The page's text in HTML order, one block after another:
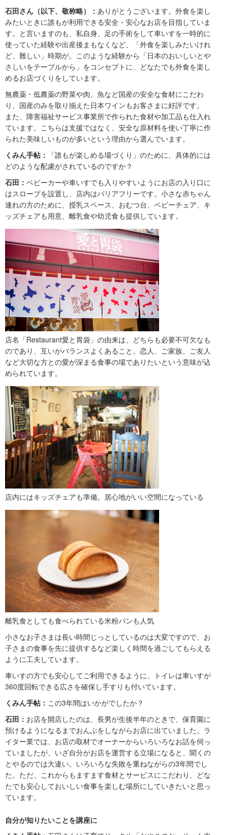
石田さん（以下、敬称略）： ありがとうございます。外食を楽し
みたいときに誰もが利用できる安全・安心なお店を目指していま
す。と言いますのも、私自身、足の手術をして車いすを一時的に
使っていた経験や出産後まもなくなど、「外食を楽しみたいけれ
ど、難しい」時期が。このような経験から「日本のおいしいとや
さしいをテーブルから」をコンセプトに、どなたでも外食を楽し
めるお店づくりをしています。
無農薬・低農薬の野菜や肉、魚など国産の安全な食材にこだわ
り、国産のみを取り揃えた日本ワインもお客さまに好評です。
また、障害福祉サービス事業所で作られた食材や加工品も仕入れ
ています。こちらは支援ではなく、安全な原材料を使い丁寧に作
られた美味しいものが多いという理由から選んでいます。
くみん手帖：
「誰もが楽しめる場づくり」のために、具体的には
どのような配慮がされているのですか？
石田： ベビーカーや車いすでも入りやすいようにお店の入り口に
はスロープを設置し、店内はバリアフリーです。小さな赤ちゃん
連れの方のために、授乳スペース、おむつ台、ベビーチェア、キ
ッズチェアも用意、離乳食や幼児食も提供しています。
店名「Restaurant愛と胃袋」の由来は、どちらも必要不可欠なも
のであり、互いがバランスよくあること。恋人、ご家族、ご友人
など大切な方との愛が深まる食事の場でありたいという意味が込
められています。
店内にはキッズチェアも準備。居心地がいい空間になっている
離乳食としても食べられている米粉パンも人気
小さなお子さまは長い時間じっとしているのは大変ですので、お
子さまの食事を先に提供するなど楽しく時間を過ごしてもらえる
ように工夫しています。
車いすの方でも安心してご利用できるように、トイレは車いすが
360度回転できる広さを確保し手すりも付いています。
くみん手帖： この3年間はいかがでしたか？
石田： お店を開店したのは、長男が生後半年のときで、保育園に
預けるようになるまでおんぶをしながらお店に出ていました。ラ
イター業では、お店の取材でオーナーからいろいろなお話を伺っ
ていましたが、いざ自分がお店を運営する立場になると、聞くの
とやるのでは大違い。いろいろな失敗を重ねながらの3年間でし
た。ただ、これからもますます食材とサービスにこだわり、どな
たでも安心しておいしい食事を楽しむ場所にしていきたいと思っ
ています。
自分が知りたいことを講座に